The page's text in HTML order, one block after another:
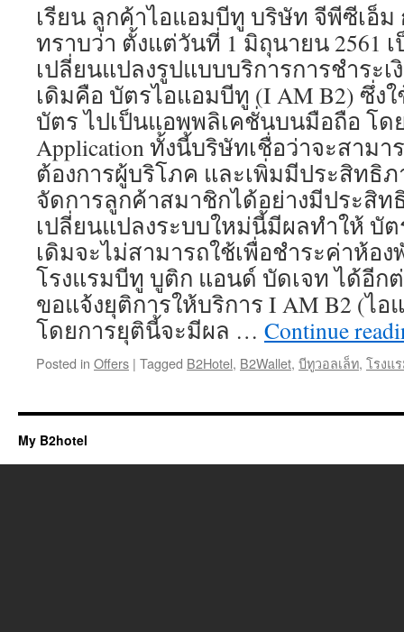
เรียน ลูกค้าไอแอมบีทู บริษัท จีพีซีเอ็ม
ทราบว่า ตั้งแต่วันที่ 1 มิถุนายน 2561
เปลี่ยนแปลงรูปแบบบริการการชำระเ
เดิมคือ บัตรไอแอมบีทู (I AM B2) ซึ่ง
บัตร ไปเป็นแอพพลิเคชั่นบนมือถือ โด
Application ทั้งนี้บริษัทเชื่อว่าจะสาม
ต้องการผู้บริโภค และเพิ่มมีประสิทธิ
จัดการลูกค้าสมาชิกได้อย่างมีประสิท
เปลี่ยนแปลงระบบใหม่นี้มีผลทำให้ บั
เดิมจะไม่สามารถใช้เพื่อชำระค่าห้อ
โรงแรมบีทู บูติก แอนด์ บัดเจท ได้อีก
ขอแจ้งยุติการให้บริการ I AM B2 (ไ
โดยการยุตินี้จะมีผล … Continue
Posted in Offers | Tagged B2Hotel, B2Wallet, บีทูวอลเล็ท, โรงแ
My B2hotel